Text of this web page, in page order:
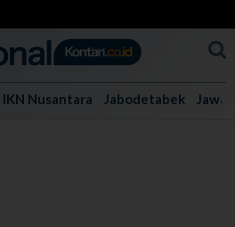
IKN Nusantara Jabodetabek Jawa